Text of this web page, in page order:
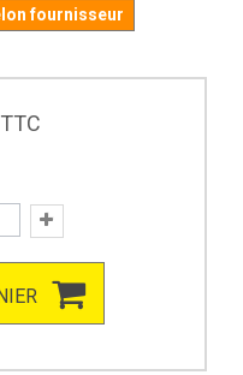
fournisseur
TTC